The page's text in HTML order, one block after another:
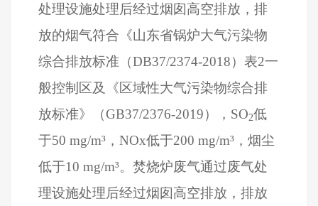
处理设施处理后经过烟囱高空排放，排
放的烟气符合《山东省锅炉大气污染物
综合排放标准（DB37/2374-2018）表2一
般控制区及《区域性大气污染物综合排
放标准》（GB37/2376-2019）， SO2低
于50 mg/m³，NOx低于200 mg/m³，烟尘
低于10 mg/m³。焚烧炉废气通过废气处
理设施处理后经过烟囱高空排放，排放